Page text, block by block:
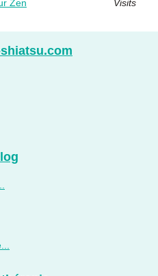
Zen
Visits